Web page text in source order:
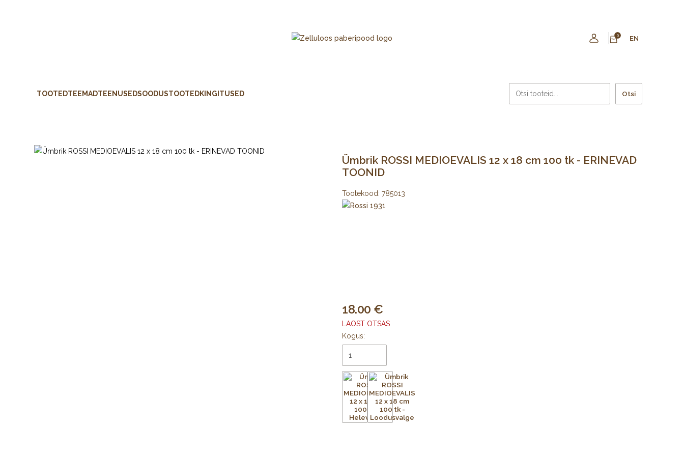
0 EN
TOOTEDTEEMADTEENUSEDSOODUSTOOTEDKINGITUSED Otsi
Ümbrik ROSSI MEDIOEVALIS 12 x 18 cm 100 tk - ERINEVAD
TOONID
Tootekood: 785013
18.00
LAOST OTSAS
Kogus: